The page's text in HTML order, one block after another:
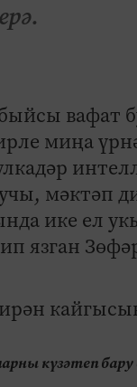
вафат
миңа
мәктәп
ике ел
язган
күзәтеп бару